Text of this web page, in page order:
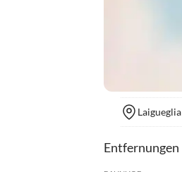
Laigueglia
Entfernungen